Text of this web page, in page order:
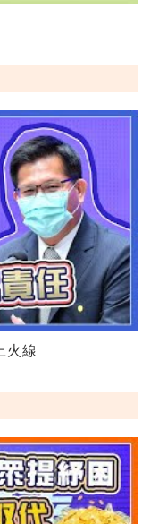
火線